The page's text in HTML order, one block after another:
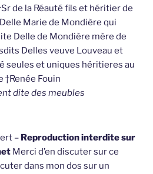
de la Réauté fils et héritier de
Marie de Mondière qui
Delle de Mondière mère de
Delles veuve Louveau et
seules et uniques héritieres au
Fouin
dite des meubles
– Reproduction interdite sur
Merci d’en discuter sur ce
dans mon dos sur un